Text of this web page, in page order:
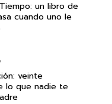
un libro de
cuando uno le
veinte
lo que nadie te